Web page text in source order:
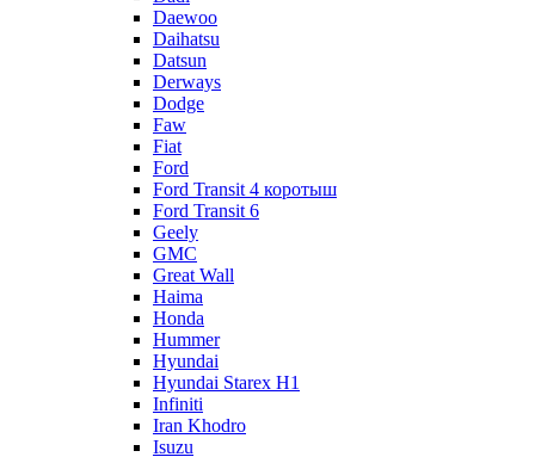
Daewoo
Daihatsu
Datsun
Derways
Dodge
Faw
Fiat
Ford
Ford Transit 4 коротыш
Ford Transit 6
Geely
GMC
Great Wall
Haima
Honda
Hummer
Hyundai
Hyundai Starex H1
Infiniti
Iran Khodro
Isuzu